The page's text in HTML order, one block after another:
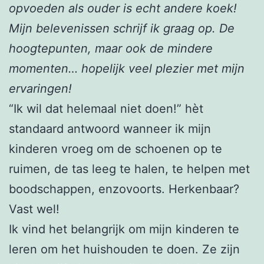
opvoeden als ouder is echt andere koek!
Mijn belevenissen schrijf ik graag op. De
hoogtepunten, maar ook de mindere
momenten… hopelijk veel plezier met mijn
ervaringen!
“Ik wil dat helemaal niet doen!” hèt
standaard antwoord wanneer ik mijn
kinderen vroeg om de schoenen op te
ruimen, de tas leeg te halen, te helpen met
boodschappen, enzovoorts. Herkenbaar?
Vast wel!
Ik vind het belangrijk om mijn kinderen te
leren om het huishouden te doen. Ze zijn